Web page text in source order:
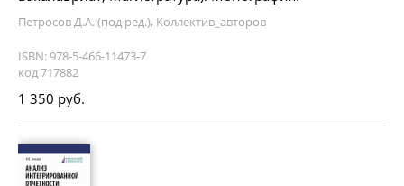
Петросов Д.А. (под ред.), Коллектив_авторов
ISBN: 978-5-466-11473-7
код 717882
1 350 руб.